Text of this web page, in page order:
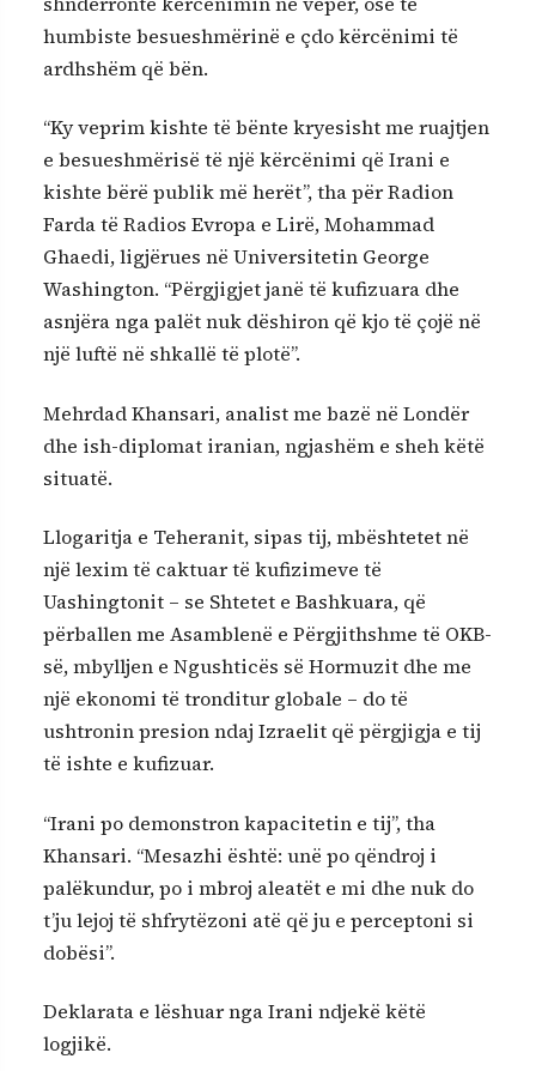
humbiste besueshmërinë e çdo kërcënimi të
ardhshëm që bën.
“Ky veprim kishte të bënte kryesisht me ruajtjen
e besueshmërisë të një kërcënimi që Irani e
kishte bërë publik më herët”, tha për Radion
Farda të Radios Evropa e Lirë, Mohammad
Ghaedi, ligjërues në Universitetin George
Washington. “Përgjigjet janë të kufizuara dhe
asnjëra nga palët nuk dëshiron që kjo të çojë në
një luftë në shkallë të plotë”.
Mehrdad Khansari, analist me bazë në Londër
dhe ish-diplomat iranian, ngjashëm e sheh këtë
situatë.
Llogaritja e Teheranit, sipas tij, mbështetet në
një lexim të caktuar të kufizimeve të
Uashingtonit – se Shtetet e Bashkuara, që
përballen me Asamblenë e Përgjithshme të OKB-
së, mbylljen e Ngushticës së Hormuzit dhe me
një ekonomi të tronditur globale – do të
ushtronin presion ndaj Izraelit që përgjigja e tij
të ishte e kufizuar.
“Irani po demonstron kapacitetin e tij”, tha
Khansari. “Mesazhi është: unë po qëndroj i
palëkundur, po i mbroj aleatët e mi dhe nuk do
t’ju lejoj të shfrytëzoni atë që ju e perceptoni si
dobësi”.
Deklarata e lëshuar nga Irani ndjekë këtë
logjikë.